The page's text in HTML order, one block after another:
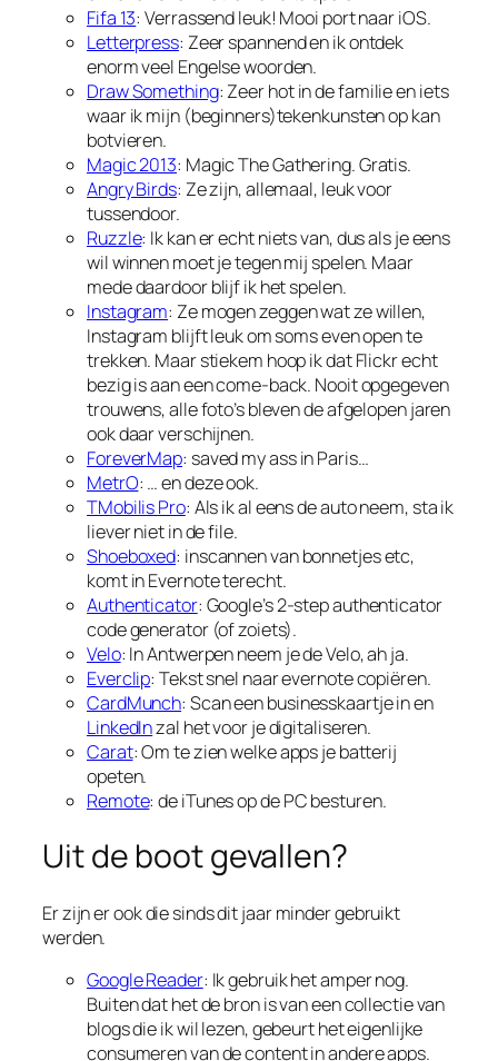
Fifa 13: Verrassend leuk! Mooi port naar iOS.
Letterpress: Zeer spannend en ik ontdek
enorm veel Engelse woorden.
Draw Something: Zeer hot in de familie en iets
waar ik mijn (beginners)tekenkunsten op kan
botvieren.
Magic 2013: Magic The Gathering. Gratis.
Angry Birds: Ze zijn, allemaal, leuk voor
tussendoor.
Ruzzle: Ik kan er echt niets van, dus als je eens
wil winnen moet je tegen mij spelen. Maar
mede daardoor blijf ik het spelen.
Instagram: Ze mogen zeggen wat ze willen,
Instagram blijft leuk om soms even open te
trekken. Maar stiekem hoop ik dat Flickr echt
bezig is aan een come-back. Nooit opgegeven
trouwens, alle foto’s bleven de afgelopen jaren
ook daar verschijnen.
ForeverMap: saved my ass in Paris…
MetrO: … en deze ook.
TMobilis Pro: Als ik al eens de auto neem, sta ik
liever niet in de file.
Shoeboxed: inscannen van bonnetjes etc,
komt in Evernote terecht.
Authenticator: Google’s 2-step authenticator
code generator (of zoiets).
Velo: In Antwerpen neem je de Velo, ah ja.
Everclip: Tekst snel naar evernote copiëren.
CardMunch: Scan een businesskaartje in en
LinkedInzal het voor je digitaliseren.
Carat: Om te zien welke apps je batterij
opeten.
Remote: de iTunes op de PC besturen.
Uit de boot gevallen?
Er zijn er ook die sinds dit jaar minder gebruikt
werden.
Google Reader: Ik gebruik het amper nog.
Buiten dat het de bron is van een collectie van
blogs die ik wil lezen, gebeurt het eigenlijke
consumeren van de content in andere apps.